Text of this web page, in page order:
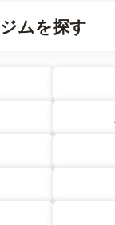
ムを探す